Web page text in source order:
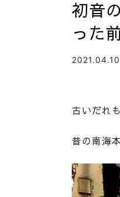
初音
った
2021.04.10
古いだれ
昔の南海